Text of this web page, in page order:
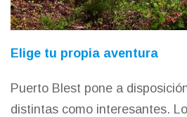
Elige tu propia aventura
Puerto Blest pone a
distintas como interesantes.